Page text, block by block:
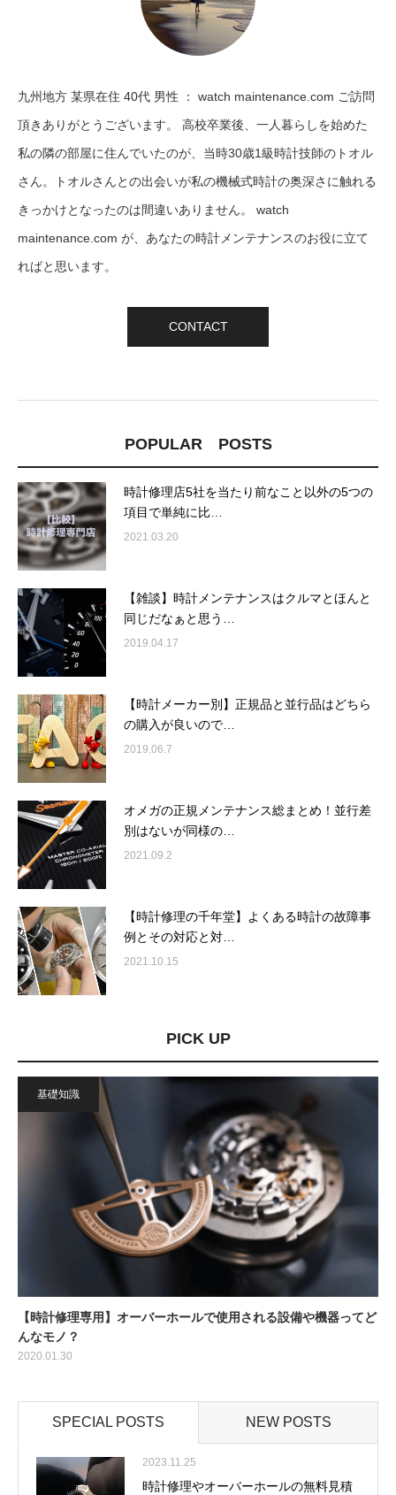
九州地方 某県在住 40代 男性 ： watch maintenance.com ご訪問
頂きありがとうございます。 高校卒業後、一人暮らしを始めた
私の隣の部屋に住んでいたのが、当時30歳1級時計技師のトオル
さん。トオルさんとの出会いが私の機械式時計の奥深さに触れる
きっかけとなったのは間違いありません。 watch
maintenance.com が、あなたの時計メンテナンスのお役に立て
ればと思います。
CONTACT
POPULAR POSTS
時計修理店5社を当たり前なこと以外の5つの
項目で単純に比…
2021.03.20
【雑談】時計メンテナンスはクルマとほんと
同じだなぁと思う…
2019.04.17
【時計メーカー別】正規品と並行品はどちら
の購入が良いので…
2019.06.7
オメガの正規メンテナンス総まとめ！並行差
別はないが同様の…
2021.09.2
【時計修理の千年堂】よくある時計の故障事
例とその対応と対…
2021.10.15
PICK UP
基礎知識
【時計修理専用】オーバーホールで使用される設備や機器ってど
んなモノ？
2020.01.30
SPECIAL POSTS NEW POSTS
2023.11.25
時計修理やオーバーホールの無料見積